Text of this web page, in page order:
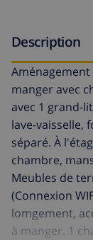
Description
manger avec
avec 1 grand-
lave-vaisselle,
séparé. À
chambre,
Meubles de
(Connexion
lomgement,
à manger. 1